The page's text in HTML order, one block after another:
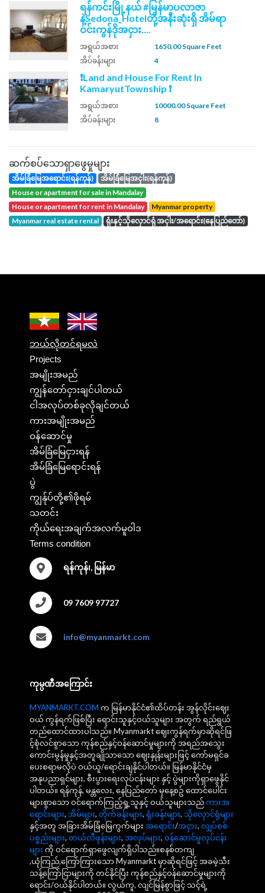
ရန်ကင်းမြို့နယ် #မြန်မာပလာဇာ
နဲ့Sedona_Hotelတို့အနီးဆုံးရှိ အိမ်ရာ
ဝင်းကွန်ဒိုအငှား....
အရွယ်အစား
1650.00 Square Feet
အိပ်ခန်းများ
4
❗Land and House For Rent In
KamaryutTownship ❗
အရွယ်အစား
10000.00 Square Feet
အိပ်ခန်းများ
8
ဆက်စပ်သောရှာဖွေမှုများ
အိမ်ခြံမြေအရောင်း(ရန်ကုန်)
အိမ်ခြံမြေအငှါး(ရန်ကုန်)
house or apartment for sale in Mandalay
house or apartment for rent in Mandalay
Myanmar property
Myanmar real estate rental
ရုံးနှင့်သိုလှောင်ရုံ အငှါး/အရောင်း(နေပြည်တော်)
ဘယ်လိုတင်ရမလဲ
Projects
အမျိုးအမည်
ကျွန်တော်ငှားချင်ပါတယ်
ငါအလုပ်တစ်ခုလိုချင်တယ်
ကားအမျိုးအမည်
ဝန်ဆောင်မှု
အိမ်ခြံမြေငှားရန်
အိမ်ခြံမြေရောင်းရန်
ပွဲ
ကျွန်ုပ်တို့၏ဖိုရမ်
သတင်း
ကိုယ်ရေးအချက်အလက်မူဝါဒ
Terms condition
ရန်ကုန်၊, မြန်မာ
09 7609 97727
info@myanmarkt.com
ကုမ္ပဏီအကြောင်း
MYANMARKT.COM က မြန်မာနိုင်ငံ၏ထိပ်တန်း အွန်လိုင်းဈေး
ဝယ် ကွန်ရက်ဖြစ်ပြီး ရောင်းသူနှင့်ဝယ်သူများ အတွက် ရည်ရွယ်
တည်ထောင်ထားပါသည်။ Myanmarkt ဈေးကွန်ရက်မှာဆိုရင်ဖြ
င့်စုံလင်စွာသော ကုန်စည်နှင့်ဝန်ဆောင်မှုများကို အရည်အသွေး
ကောင်းမွန်မှုနှင့်အတူချိုသာသော ဈေးနှုန်းများဖြင့် ကော်မရှင်ခ
ပေးစရာမလိုပဲ ဝယ်ယူ/ရောင်းချနိုင်ပါတယ်။ မြန်မာနိုင်ငံမှ
အနုပညာရှင်များ, စီးပွားရေးလုပ်ငန်းများ နှင့် ပွဲများကိုရှာဖွေနိုင်
ပါတယ်။ ရန်ကုန်, မန္တလေး, နေပြည်တော် မှနေ့စဥ် ထောင်ပေါင်း
များစွာသော ဝင်ရောက်ကြည့်ရှု့သူနှင့် ဝယ်သူများသည်ကားအ
ရောင်းများ, အိမ်များ, တိုက်ခန်းများ, ရုံးခန်းများ, သိုလှောင်ရုံများ
နှင့်အတူ အခြားအိမ်ခြံမြေကွက်များ အရောင်း/အငှား, လျှပ်စစ်
ပစ္စည်းများ, တယ်လီဖုန်းများ, အလုပ်များ, ဝန်ဆောင်မှုလုပ်ငန်း
များ ကို ဝင်ရောက်ရှာဖွေလျက်ရှိပါသည်။စနစ်တကျ
,ယုံကြည်,ကြော်ကြားသော Myanmarkt မှာဆိုရင်ဖြင့် အခမဲ့သီး
သန့်ကြော်ငြာများကို တင်နိုင်ပြီး ကုန်စည်နှင့်ဝန်ဆောင်မှုများကို
ရောင်း/ဝယ်နိုင်ပါတယ်။ လွယ်ကူ, လျင်မြန်စွာဖြင့် သင့်ရဲ့